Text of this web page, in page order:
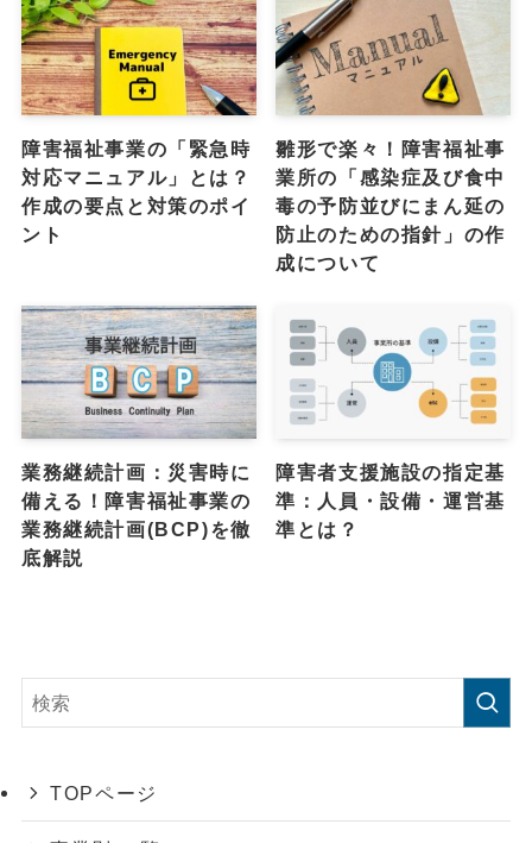
障害福祉事業の「緊急時
対応マニュアル」とは？
作成の要点と対策のポイ
ント
雛形で楽々！障害福祉事
業所の「感染症及び食中
毒の予防並びにまん延の
防止のための指針」の作
成について
業務継続計画：災害時に
備える！障害福祉事業の
業務継続計画(BCP)を徹
底解説
障害者支援施設の指定基
準：人員・設備・運営基
準とは？
TOPページ